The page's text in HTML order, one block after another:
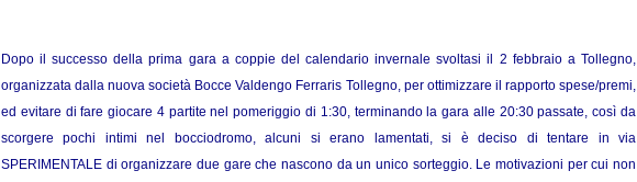
Dopo il successo della prima gara a coppie del calendario invernale svoltasi il 2 febbraio a Tollegno,
organizzata dalla nuova società Bocce Valdengo Ferraris Tollegno, per ottimizzare il rapporto spese/premi,
ed evitare di fare giocare 4 partite nel pomeriggio di 1:30, terminando la gara alle 20:30 passate, così da
scorgere pochi intimi nel bocciodromo, alcuni si erano lamentati, si è deciso di tentare in via
SPERIMENTALE di organizzare due gare che nascono da un unico sorteggio. Le motivazioni per cui non